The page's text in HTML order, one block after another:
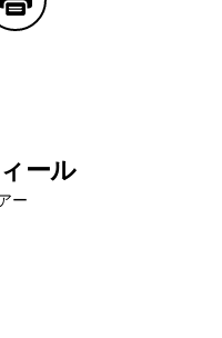
で共有する
ール
ー